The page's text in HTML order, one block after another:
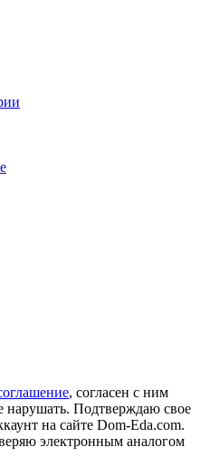
, согласен с ним
нарушать. Подтверждаю свое
на сайте Dom-Eda.com.
электронным аналогом